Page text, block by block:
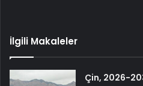
İlgili Makaleler
Çin, 2026-